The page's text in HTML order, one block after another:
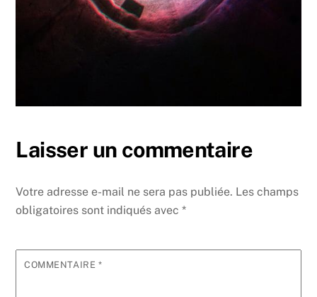
Laisser un commentaire
Votre adresse e-mail ne sera pas publiée. Les champs
obligatoires sont indiqués avec*
COMMENTAIRE *